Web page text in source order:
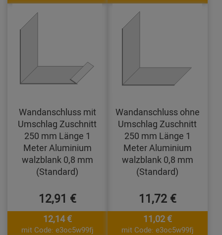
Wandanschluss mit
Umschlag Zuschnitt
250 mm Länge 1
Meter Aluminium
walzblank 0,8 mm
(Standard)
12,91 €
12,14 €
mit Code: e3oc5w99fj
Wandanschluss ohne
Umschlag Zuschnitt
250 mm Länge 1
Meter Aluminium
walzblank 0,8 mm
(Standard)
11,72 €
11,02 €
mit Code: e3oc5w99fj